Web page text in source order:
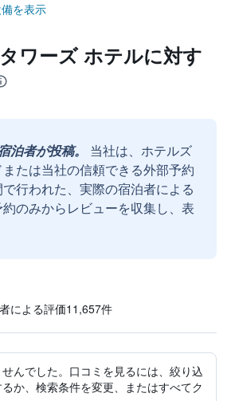
を表示
ワーズ ホテルに対す
泊者が投稿。
当社は、ホテルズ
たは当社の信頼できる外部予約
行われた、実際の宿泊者による
のみからレビューを収集し、表
による評価11,657​件
んでした。口コミを見るには、絞り込
か、検索条件を変更、またはすべてク